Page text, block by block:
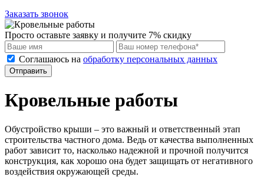
Заказать звонок
Просто оставьте заявку и получите 7% скидку
Соглашаюсь на обработку персональных данных
Отправить
Кровельные работы
Обустройство крыши – это важный и ответственный этап
строительства частного дома. Ведь от качества выполненных
работ зависит то, насколько надежной и прочной получится
конструкция, как хорошо она будет защищать от негативного
воздействия окружающей среды.